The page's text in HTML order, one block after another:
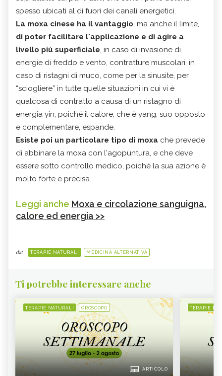
spesso ubicati al di fuori dei canali energetici.
La moxa cinese ha il vantaggio, ma anche il limite,
di poter facilitare l'applicazione e di agire a
livello più superficiale, in caso di invasione di
energie di freddo e vento, contratture muscolari, in
caso di ristagni di muco, come per la sinusite, per
“sciogliere” in tutte quelle situazioni in cui vi è
qualcosa di contratto a causa di un ristagno di
energia yin, poiché il calore, che è yang, suo opposto
e complementare, espande.
Esiste poi un particolare tipo di moxa che prevede
di abbinare la moxa con l'agopuntura, e che deve
essere sotto controllo medico, poiché la sua azione è
molto forte e precisa.
Leggi anche Moxa e circolazione sanguigna,
calore ed energia >>
da: TERAPIE NATURALI MEDICINA ALTERNATIVA
Ti potrebbe interessare anche
TERAPIE NATURALI OROSCOPO
ARTICOLO
TERAPIE